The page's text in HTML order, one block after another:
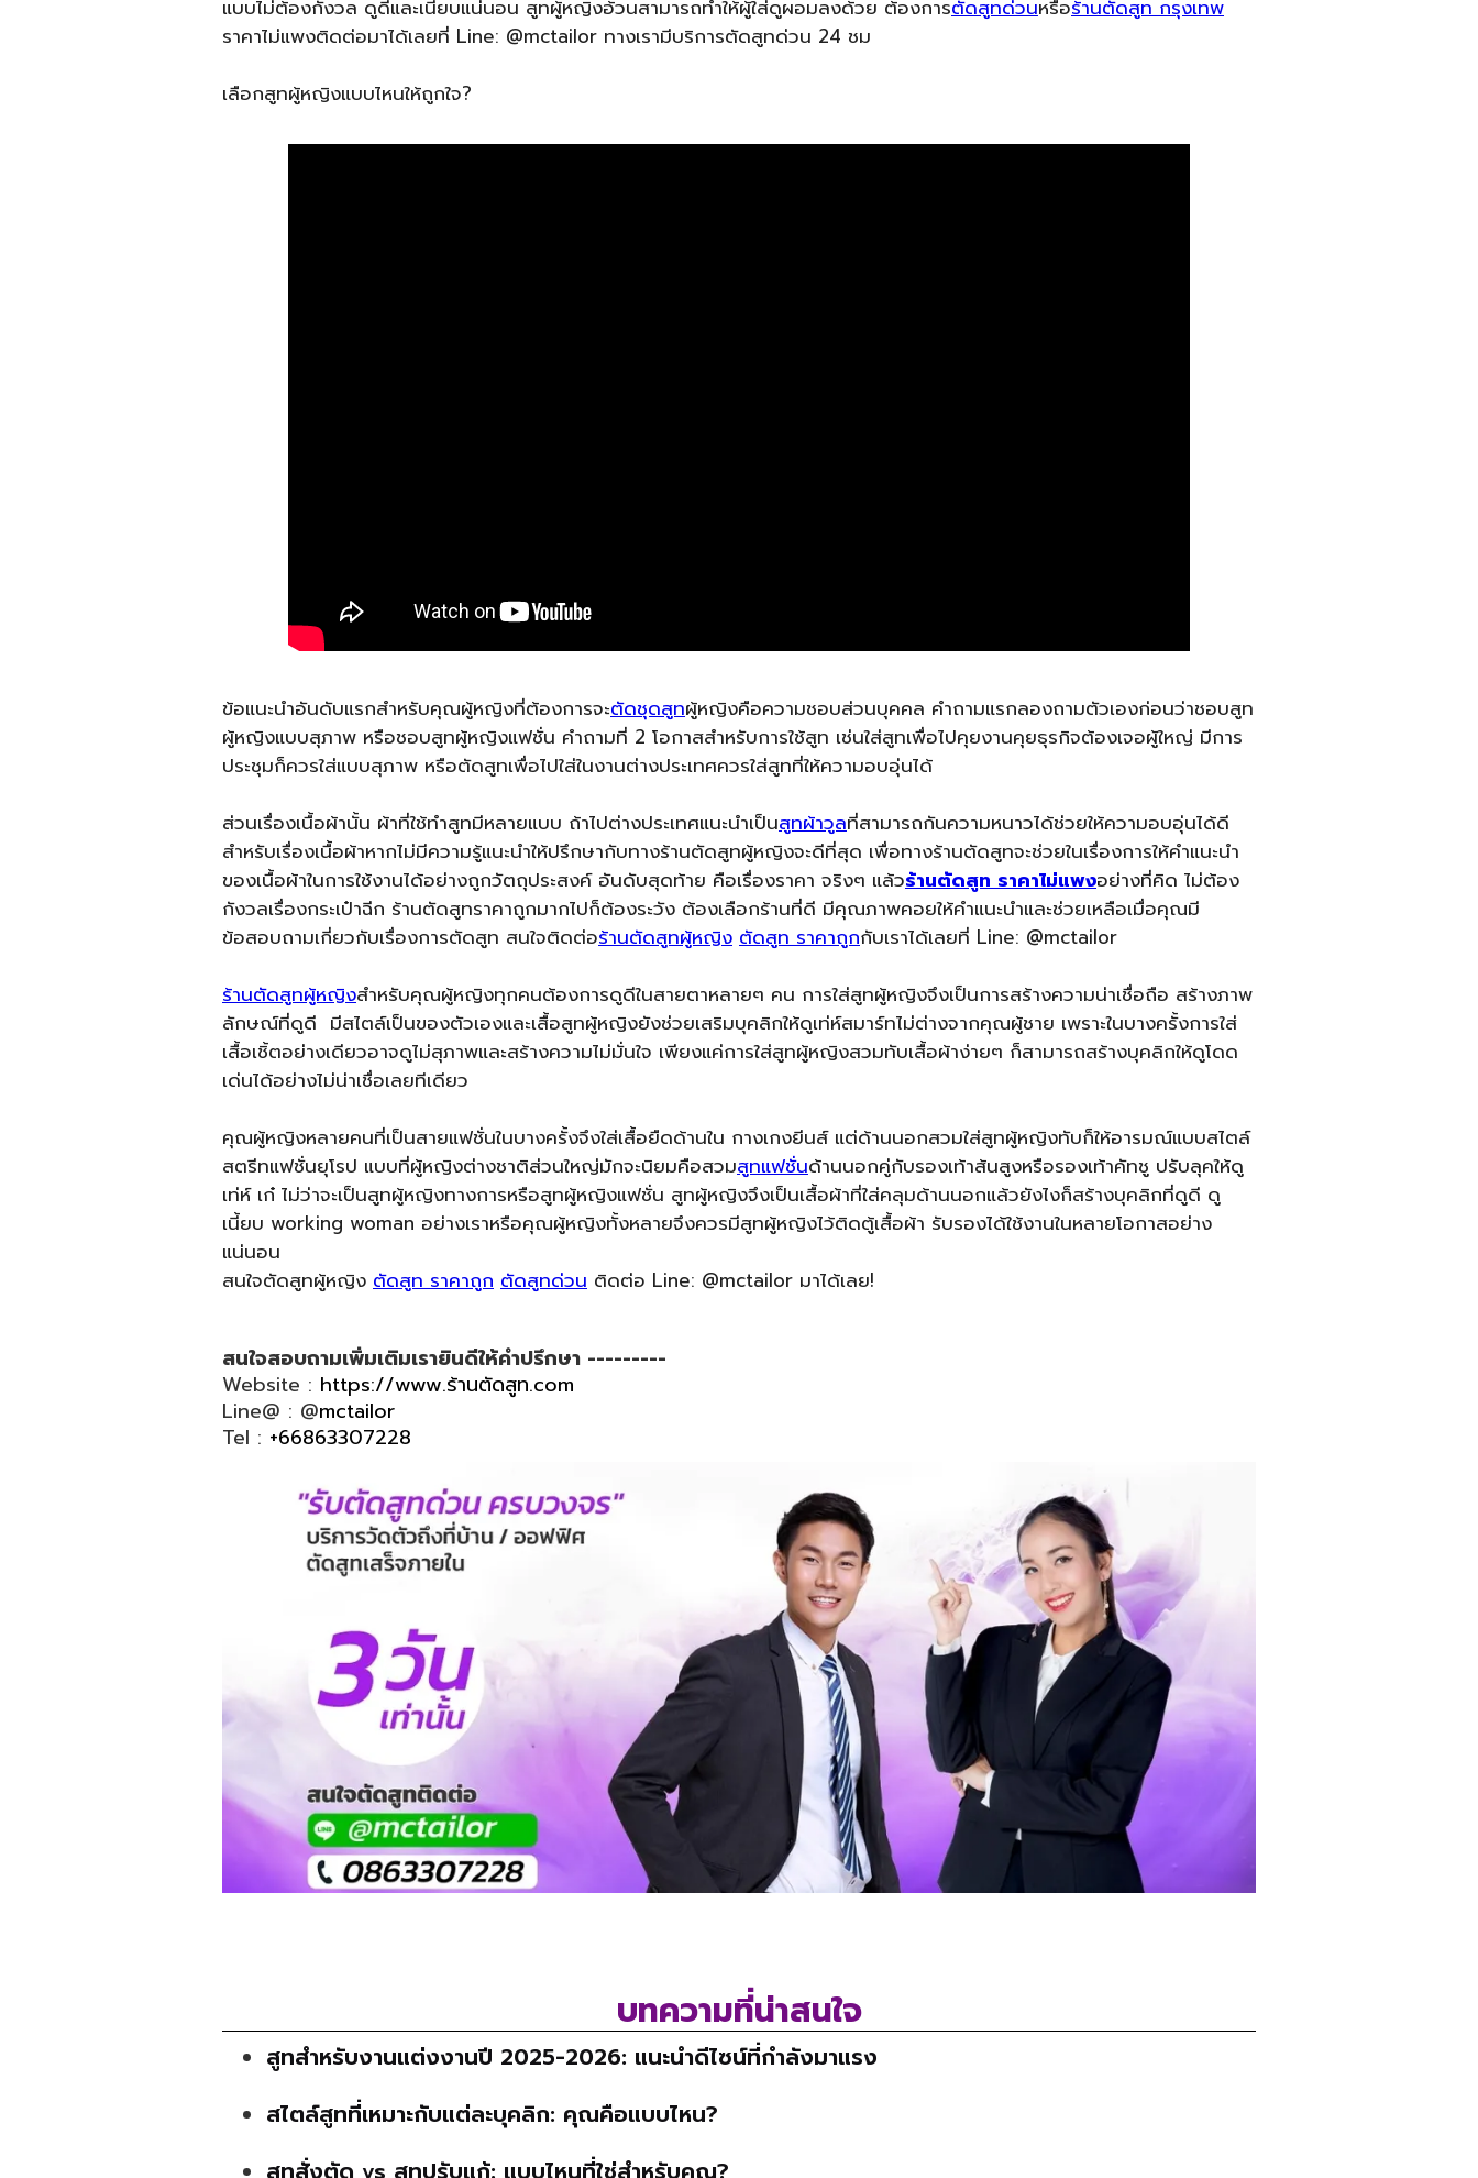
แบบไม่ต้องกังวล ดูดีและเนี้ยบแน่นอน สูทผู้หญิงอ้วนสามารถทำให้ผู้ใส่ดูผอมลงด้วย ต้องการตัดสูทด่วนหรือร้านตัดสูท กรุงเทพ
ราคาไม่แพงติดต่อมาได้เลยที่ Line: @mctailor ทางเรามีบริการตัดสูทด่วน 24 ชม
เลือกสูทผู้หญิงแบบไหนให้ถูกใจ?
ข้อแนะนำอันดับแรกสำหรับคุณผู้หญิงที่ต้องการจะตัดชุดสูทผู้หญิงคือความชอบส่วนบุคคล คำถามแรกลองถามตัวเองก่อนว่าชอบสูท
ผู้หญิงแบบสุภาพ หรือชอบสูทผู้หญิงแฟชั่น คำถามที่ 2 โอกาสสำหรับการใช้สูท เช่นใส่สูทเพื่อไปคุยงานคุยธุรกิจต้องเจอผู้ใหญ่ มีการ
ประชุมก็ควรใส่แบบสุภาพ หรือตัดสูทเพื่อไปใส่ในงานต่างประเทศควรใส่สูทที่ให้ความอบอุ่นได้
ส่วนเรื่องเนื้อผ้านั้น ผ้าที่ใช้ทำสูทมีหลายแบบ ถ้าไปต่างประเทศแนะนำเป็นสูทผ้าวูลที่สามารถกันความหนาวได้ช่วยให้ความอบอุ่นได้ดี
สำหรับเรื่องเนื้อผ้าหากไม่มีความรู้แนะนำให้ปรึกษากับทางร้านตัดสูทผู้หญิงจะดีที่สุด เพื่อทางร้านตัดสูทจะช่วยในเรื่องการให้คำแนะนำ
ของเนื้อผ้าในการใช้งานได้อย่างถูกวัตถุประสงค์ อันดับสุดท้าย คือเรื่องราคา จริงๆ แล้วร้านตัดสูท ราคาไม่แพงอย่างที่คิด ไม่ต้อง
กังวลเรื่องกระเป๋าฉีก ร้านตัดสูทราคาถูกมากไปก็ต้องระวัง ต้องเลือกร้านที่ดี มีคุณภาพคอยให้คำแนะนำและช่วยเหลือเมื่อคุณมี
ข้อสอบถามเกี่ยวกับเรื่องการตัดสูท สนใจติดต่อร้านตัดสูทผู้หญิง ตัดสูท ราคาถูกกับเราได้เลยที่ Line: @mctailor
ร้านตัดสูทผู้หญิงสำหรับคุณผู้หญิงทุกคนต้องการดูดีในสายตาหลายๆ คน การใส่สูทผู้หญิงจึงเป็นการสร้างความน่าเชื่อถือ สร้างภาพ
ลักษณ์ที่ดูดี มีสไตล์เป็นของตัวเองและเสื้อสูทผู้หญิงยังช่วยเสริมบุคลิกให้ดูเท่ห์สมาร์ทไม่ต่างจากคุณผู้ชาย เพราะในบางครั้งการใส่
เสื้อเชิ้ตอย่างเดียวอาจดูไม่สุภาพและสร้างความไม่มั่นใจ เพียงแค่การใส่สูทผู้หญิงสวมทับเสื้อผ้าง่ายๆ ก็สามารถสร้างบุคลิกให้ดูโดด
เด่นได้อย่างไม่น่าเชื่อเลยทีเดียว
คุณผู้หญิงหลายคนที่เป็นสายแฟชั่นในบางครั้งจึงใส่เสื้อยืดด้านใน กางเกงยีนส์ แต่ด้านนอกสวมใส่สูทผู้หญิงทับก็ให้อารมณ์แบบสไตล์
สตรีทแฟชั่นยุโรป แบบที่ผู้หญิงต่างชาติส่วนใหญ่มักจะนิยมคือสวมสูทแฟชั่นด้านนอกคู่กับรองเท้าส้นสูงหรือรองเท้าคัทชู ปรับลุคให้ดู
เท่ห์ เก๋ ไม่ว่าจะเป็นสูทผู้หญิงทางการหรือสูทผู้หญิงแฟชั่น สูทผู้หญิงจึงเป็นเสื้อผ้าที่ใส่คลุมด้านนอกแล้วยังไงก็สร้างบุคลิกที่ดูดี ดู
เนี้ยบ working woman อย่างเราหรือคุณผู้หญิงทั้งหลายจึงควรมีสูทผู้หญิงไว้ติดตู้เสื้อผ้า รับรองได้ใช้งานในหลายโอกาสอย่าง
แน่นอน
สนใจตัดสูทผู้หญิง ตัดสูท ราคาถูก ตัดสูทด่วน ติดต่อ Line: @mctailor มาได้เลย!
สนใจสอบถามเพิ่มเติมเรายินดีให้คำปรึกษา ---------
Website : https://www.ร้านตัดสูท.com
Line@ : @mctailor
Tel : +66863307228
บทความที่น่าสนใจ
สูทสำหรับงานแต่งงานปี 2025-2026: แนะนำดีไซน์ที่กำลังมาแรง
สไตล์สูทที่เหมาะกับแต่ละบุคลิก: คุณคือแบบไหน?
สูทสั่งตัด vs สูทปรับแก้: แบบไหนที่ใช่สำหรับคุณ?